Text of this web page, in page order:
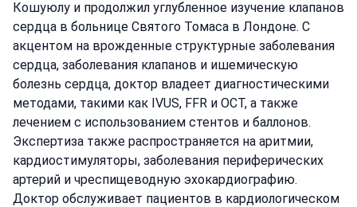
Кошуюлу и продолжил углубленное изучение клапанов
сердца в больнице Святого Томаса в Лондоне. С
акцентом на врожденные структурные заболевания
сердца, заболевания клапанов и ишемическую
болезнь сердца, доктор владеет диагностическими
методами, такими как IVUS, FFR и OCT, а также
лечением с использованием стентов и баллонов.
Экспертиза также распространяется на аритмии,
кардиостимуляторы, заболевания периферических
артерий и чреспищеводную эхокардиографию.
Доктор обслуживает пациентов в кардиологическом